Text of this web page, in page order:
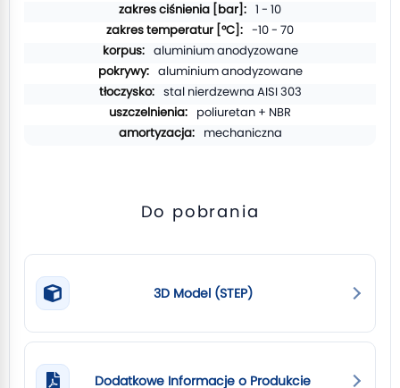
1 - 10
-10 - 70
aluminium anodyzowane
aluminium anodyzowane
stal nierdzewna AISI 303
poliuretan + NBR
mechaniczna
Do pobrania
3D Model (STEP)
Dodatkowe Informacje o Produkcie